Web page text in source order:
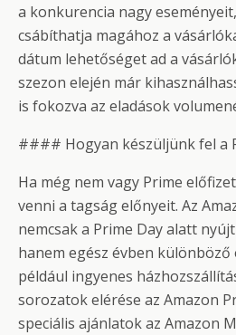
a konkurencia nagy
csábíthatja magához a
dátum lehetőséget ad a
szezon elején már
is fokozva az eladások
#### Hogyan készüljünk fel a
Ha még nem vagy Prime
venni a tagság előnyeit. Az
nemcsak a Prime Day alatt
hanem egész évben
például ingyenes
sorozatok elérése az Amazon
speciális ajánlatok az Amazon